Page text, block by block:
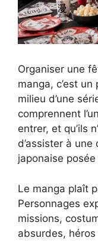
Organiser une
manga, c’est
milieu d’une
comprennent
entrer, et qu’ils
d’assister à
japonaise
Le manga plaît
Personnages
missions,
absurdes,